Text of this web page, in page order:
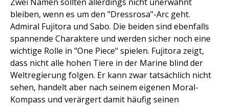
Zwei Namen sollten allerdings nicht unerwähnt
bleiben, wenn es um den "Dressrosa"-Arc geht.
Admiral Fujitora und Sabo. Die beiden sind ebenfalls
spannende Charaktere und werden sicher noch eine
wichtige Rolle in "One Piece" spielen. Fujitora zeigt,
dass nicht alle hohen Tiere in der Marine blind der
Weltregierung folgen. Er kann zwar tatsächlich nicht
sehen, handelt aber nach seinem eigenen Moral-
Kompass und verärgert damit häufig seinen